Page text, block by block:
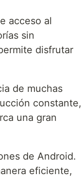
acceso al
sin
disfrutar
de muchas
constante,
una gran
de Android.
eficiente,